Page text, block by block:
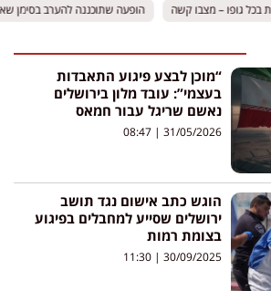
הופעה שתוכננה להערב בסימן
הופעה שתוכננה להערב בסימן
“מוכן לבצע פיגוע התאבדות
בעצמי”: עובד מלון בירושלים
נאשם שריגל עבור חמאס
31/05/2026
הוגש כתב אישום נגד תושב
ירושלים שסייע למחבלים בפיגוע
בצומת רמות
30/09/2025